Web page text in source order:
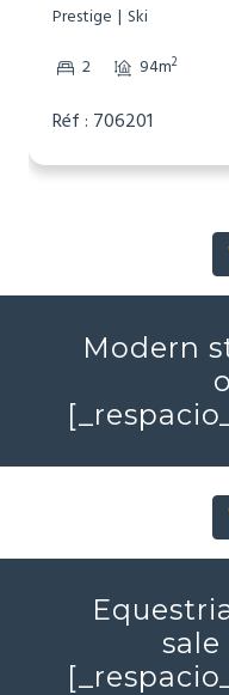
5
205m
Réf : 706189
Modern